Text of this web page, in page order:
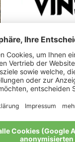
Perkmann
Meine
Alle